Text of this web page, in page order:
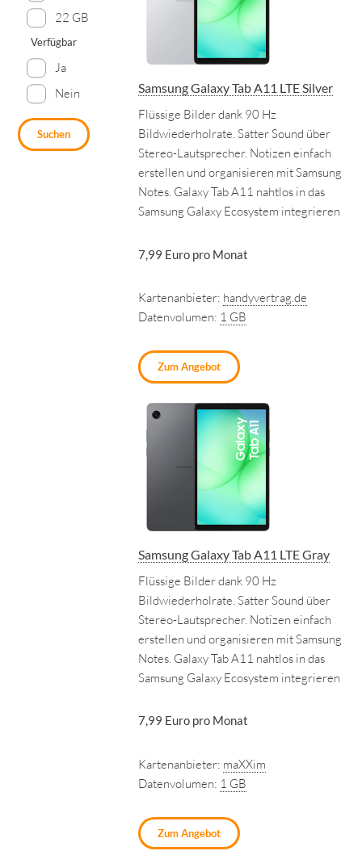
22 GB
Verfügbar
Ja
Nein
Suchen
Samsung Galaxy Tab A11 LTE Silver
Flüssige Bilder dank 90 Hz
Bildwiederholrate. Satter Sound über
Stereo-Lautsprecher. Notizen einfach
erstellen und organisieren mit Samsung
Notes. Galaxy Tab A11 nahtlos in das
Samsung Galaxy Ecosystem integrieren
7,99 Euro pro Monat
Kartenanbieter: handyvertrag.de
Datenvolumen: 1 GB
Zum Angebot
Samsung Galaxy Tab A11 LTE Gray
Flüssige Bilder dank 90 Hz
Bildwiederholrate. Satter Sound über
Stereo-Lautsprecher. Notizen einfach
erstellen und organisieren mit Samsung
Notes. Galaxy Tab A11 nahtlos in das
Samsung Galaxy Ecosystem integrieren
7,99 Euro pro Monat
Kartenanbieter: maXXim
Datenvolumen: 1 GB
Zum Angebot